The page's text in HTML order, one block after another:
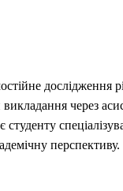
дослідження
через
перспективу.